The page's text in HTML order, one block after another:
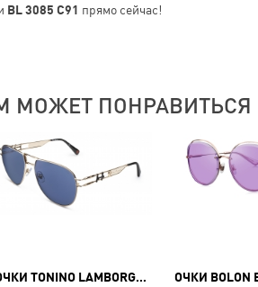
BL 3085 C91 прямо сейчас!
МОЖЕТ ПОНРАВИТЬСЯ
ОЧКИ TONINO LAMBORGHINI TL510-02 ОЧКИ BOLON